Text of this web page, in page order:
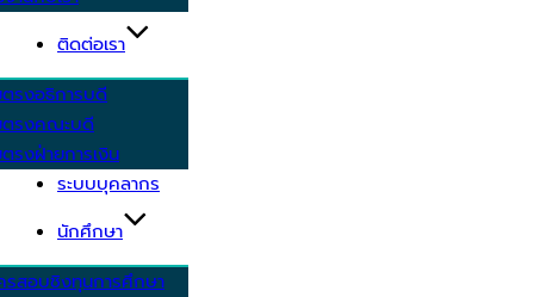
ติดต่อเรา
รงอธิการบดี
ตรงคณะบดี
รงฝ่ายการเงิน
ระบบบุคลากร
นักศึกษา
รสอบชิงทุนการศึกษา